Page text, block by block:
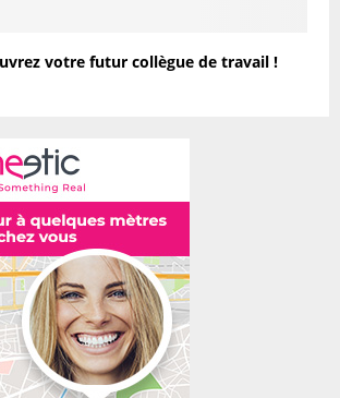
votre futur collègue de travail !